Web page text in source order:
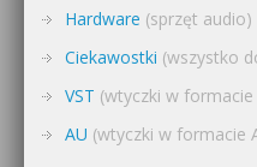
Hardware (sprzęt audio)
Ciekawostki (wszystko
VST (wtyczki w formacie
AU (wtyczki w formacie